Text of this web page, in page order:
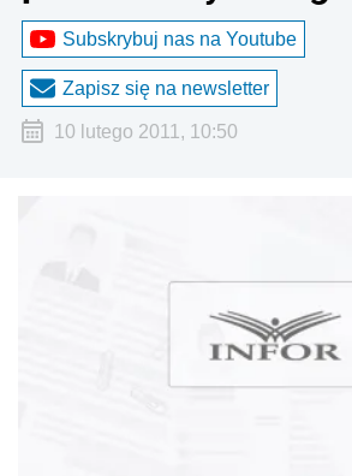
Subskrybuj nas na Youtube
Zapisz się na newsletter
10 lutego 2011, 10:50